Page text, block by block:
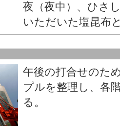
夜（夜中）、ひさ
いただいた塩昆布
午後の打合せのた
プルを整理し、各
る。